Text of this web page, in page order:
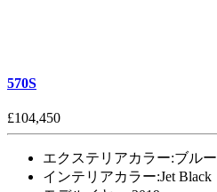
570S
£104,450
エクステリアカラー:ブルー
インテリアカラー:Jet Black